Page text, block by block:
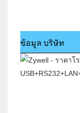
ข้อมูล บริษัท